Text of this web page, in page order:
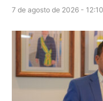
7 de agosto de 2026 - 12:10